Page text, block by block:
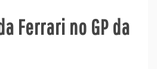
Ferrari no GP da